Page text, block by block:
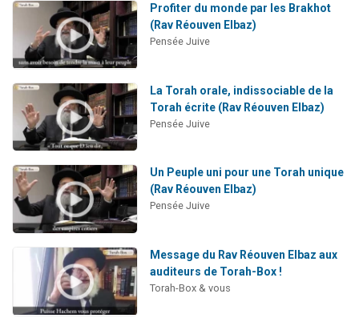
Profiter du monde par les Brakhot
(Rav Réouven Elbaz)
Pensée Juive
La Torah orale, indissociable de la
Torah écrite (Rav Réouven Elbaz)
Pensée Juive
Un Peuple uni pour une Torah unique
(Rav Réouven Elbaz)
Pensée Juive
Message du Rav Réouven Elbaz aux
auditeurs de Torah-Box !
Torah-Box & vous